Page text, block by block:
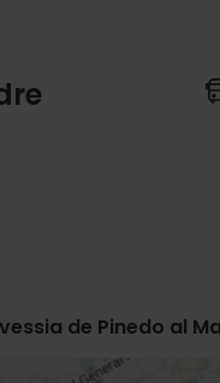
de Pinedo al